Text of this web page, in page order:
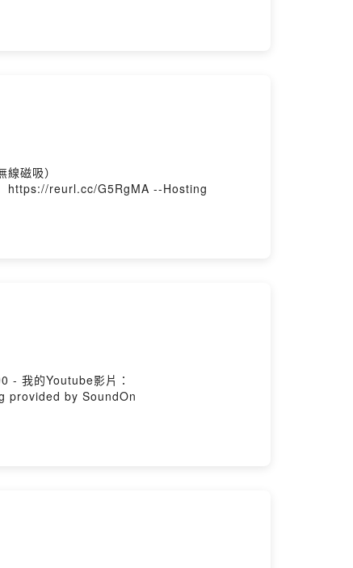
磁吸）
https://reurl.cc/G5RgMA --Hosting
- 我的Youtube影片：
provided by SoundOn